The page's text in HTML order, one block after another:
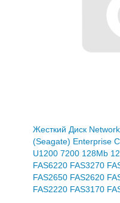
Жесткий Диск
(Seagate) Enterprise
U1200 7200 128Mb
FAS6220 FAS3270
FAS2650 FAS2620
FAS2220 FAS3170